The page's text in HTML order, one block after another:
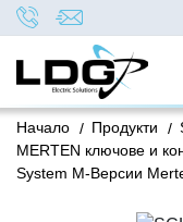
/
Начало /
Продукти
MERTEN ключове и
System М-Версии